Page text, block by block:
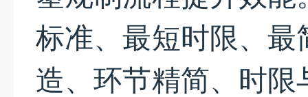
标准、最短时限、
造、环节精简、时